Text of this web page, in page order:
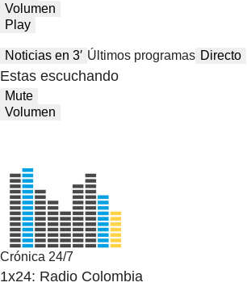
Volumen
Play
Noticias en 3′ Últimos programas Directo
Estas escuchando
Mute
Volumen
Crónica 24/7
1x24: Radio Colombia